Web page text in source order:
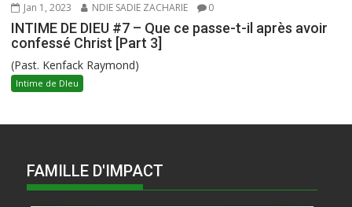
Jan 1, 2023 NDIE SADIE ZACHARIE 0
INTIME DE DIEU #7 – Que ce passe-t-il après avoir
confessé Christ [Part 3]
(Past. Kenfack Raymond)
Intime de DIeu
FAMILLE D'IMPACT